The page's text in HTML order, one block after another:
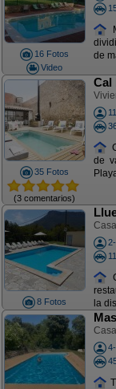
16 Fotos
Video
de
35 Fotos
(3 comentarios)
Cal
de
8 Fotos
la